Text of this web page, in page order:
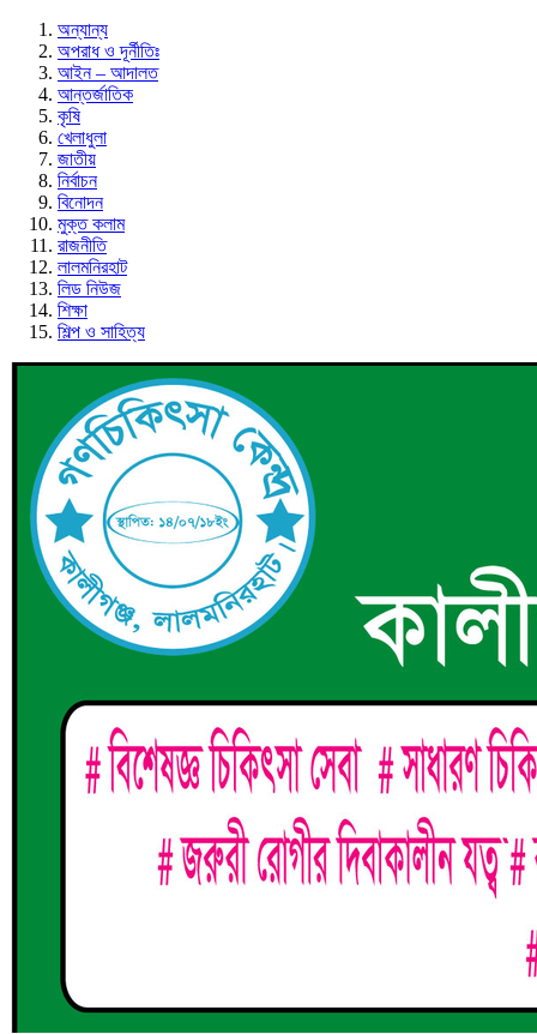
অন্যান্য
অপরাধ ও দূর্নীতিঃ
আইন – আদালত
আন্তর্জাতিক
কৃষি
খেলাধুলা
জাতীয়
নির্বাচন
বিনোদন
মুক্ত কলাম
রাজনীতি
লালমনিরহাট
লিড নিউজ
শিক্ষা
শিল্প ও সাহিত্য